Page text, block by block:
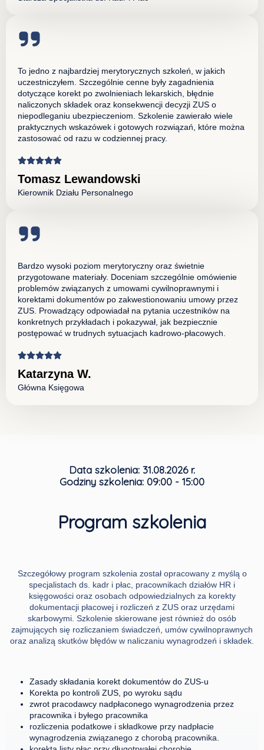
To jedno z najbardziej merytorycznych szkoleń, w jakich
uczestniczyłem. Szczególnie cenne były zagadnienia
dotyczące korekt po zwolnieniach lekarskich, błędnie
naliczonych składek oraz konsekwencji decyzji ZUS o
niepodleganiu ubezpieczeniom. Szkolenie zawierało wiele
praktycznych wskazówek i gotowych rozwiązań, które można
zastosować od razu w codziennej pracy.
Tomasz Lewandowski
Kierownik Działu Personalnego
Bardzo wysoki poziom merytoryczny oraz świetnie
przygotowane materiały. Doceniam szczególnie omówienie
problemów związanych z umowami cywilnoprawnymi i
korektami dokumentów po zakwestionowaniu umowy przez
ZUS. Prowadzący odpowiadał na pytania uczestników na
konkretnych przykładach i pokazywał, jak bezpiecznie
postępować w trudnych sytuacjach kadrowo-płacowych.
Katarzyna W.
Główna Księgowa
Data szkolenia: 31.08.2026 r.
Godziny szkolenia: 09:00 - 15:00
Program szkolenia
Szczegółowy program szkolenia został opracowany z myślą o
specjalistach ds. kadr i płac, pracownikach działów HR i
księgowości oraz osobach odpowiedzialnych za korekty
dokumentacji płacowej i rozliczeń z ZUS oraz urzędami
skarbowymi. Szkolenie skierowane jest również do osób
zajmujących się rozliczaniem świadczeń, umów cywilnoprawnych
oraz analizą skutków błędów w naliczaniu wynagrodzeń i składek.
Zasady składania korekt dokumentów do ZUS-u
Korekta po kontroli ZUS, po wyroku sądu
zwrot pracodawcy nadpłaconego wynagrodzenia przez
pracownika i byłego pracownika
rozliczenia podatkowe i składkowe przy nadpłacie
wynagrodzenia związanego z chorobą pracownika.